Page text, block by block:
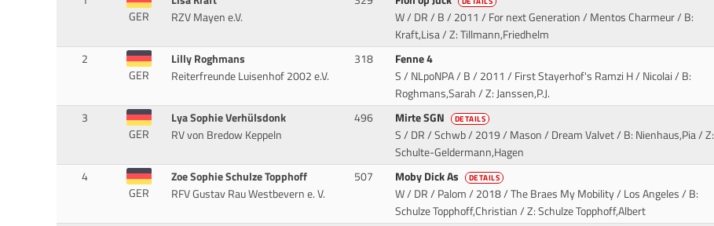
GER
RZV Mayen e.V.
W / DR / B / 2011 / For next Generation / Mentos Charmeur/ B:
Kraft,Lisa / Z: Tillmann,Friedhelm
2
GER
Lilly Roghmans
Reiterfreunde Luisenhof 2002 e.V.
318
Fenne 4
S / NLpoNPA / B / 2011 / First Stayerhof's Ramzi H / Nicolai/ B:
Roghmans,Sarah / Z: Janssen,P.J.
3
GER
Lya Sophie Verhülsdonk
RV von Bredow Keppeln
496 Mirte SGN DETAILS
S / DR / Schwb / 2019 / Mason / Dream Valvet/ B: Nienhaus,Pia / Z:
Schulte-Geldermann,Hagen
4
GER
Zoe Sophie Schulze Topphoff
RFV Gustav Rau Westbevern e. V.
507 Moby Dick As DETAILS
W / DR / Palom / 2018 / The Braes My Mobility / Los Angeles/ B:
Schulze Topphoff,Christian / Z: Schulze Topphoff,Albert